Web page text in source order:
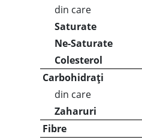
din care
Saturate
Ne-Saturate
Colesterol
Carbohidrați
din care
Zaharuri
Fibre